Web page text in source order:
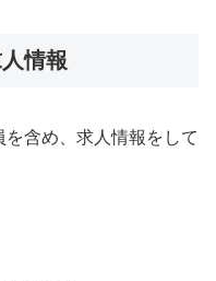
情報
含め、求人情報をして